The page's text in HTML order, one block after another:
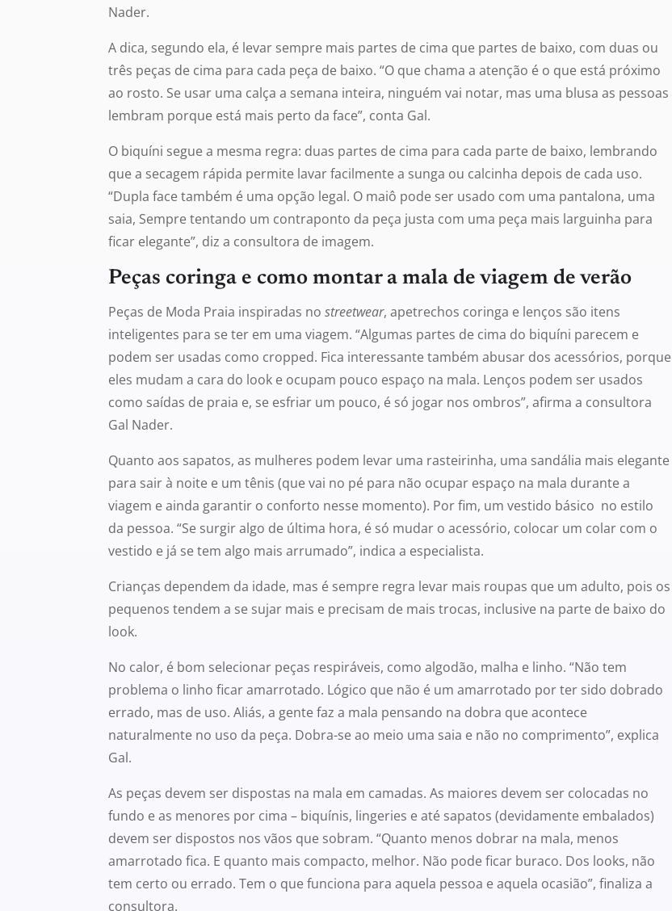
Nader.
A dica, segundo ela, é levar sempre mais partes de cima que partes de baixo, com duas ou
três peças de cima para cada peça de baixo. “O que chama a atenção é o que está próximo
ao rosto. Se usar uma calça a semana inteira, ninguém vai notar, mas uma blusa as pessoas
lembram porque está mais perto da face”, conta Gal.
O biquíni segue a mesma regra: duas partes de cima para cada parte de baixo, lembrando
que a secagem rápida permite lavar facilmente a sunga ou calcinha depois de cada uso.
“Dupla face também é uma opção legal. O maiô pode ser usado com uma pantalona, uma
saia, Sempre tentando um contraponto da peça justa com uma peça mais larguinha para
ficar elegante”, diz a consultora de imagem.
Peças coringa e como montar a mala de viagem de verão
Peças de Moda Praia inspiradas nostreetwear, apetrechos coringa e lenços são itens
inteligentes para se ter em uma viagem. “Algumas partes de cima do biquíni parecem e
podem ser usadas como cropped. Fica interessante também abusar dos acessórios, porque
eles mudam a cara do look e ocupam pouco espaço na mala. Lenços podem ser usados
como saídas de praia e, se esfriar um pouco, é só jogar nos ombros”, afirma a consultora
Gal Nader.
Quanto aos sapatos, as mulheres podem levar uma rasteirinha, uma sandália mais elegante
para sair à noite e um tênis (que vai no pé para não ocupar espaço na mala durante a
viagem e ainda garantir o conforto nesse momento). Por fim, um vestido básico no estilo
da pessoa. “Se surgir algo de última hora, é só mudar o acessório, colocar um colar com o
vestido e já se tem algo mais arrumado”, indica a especialista.
Crianças dependem da idade, mas é sempre regra levar mais roupas que um adulto, pois os
pequenos tendem a se sujar mais e precisam de mais trocas, inclusive na parte de baixo do
look.
No calor, é bom selecionar peças respiráveis, como algodão, malha e linho. “Não tem
problema o linho ficar amarrotado. Lógico que não é um amarrotado por ter sido dobrado
errado, mas de uso. Aliás, a gente faz a mala pensando na dobra que acontece
naturalmente no uso da peça. Dobra-se ao meio uma saia e não no comprimento”, explica
Gal.
As peças devem ser dispostas na mala em camadas. As maiores devem ser colocadas no
fundo e as menores por cima – biquínis, lingeries e até sapatos (devidamente embalados)
devem ser dispostos nos vãos que sobram. “Quanto menos dobrar na mala, menos
amarrotado fica. E quanto mais compacto, melhor. Não pode ficar buraco. Dos looks, não
tem certo ou errado. Tem o que funciona para aquela pessoa e aquela ocasião”, finaliza a
consultora.